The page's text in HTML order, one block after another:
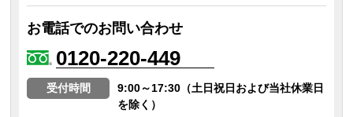
お電話でのお問い合わせ
0120-220-449
受付時間
9:00～17:30（土日祝日および当社休業日
を除く）